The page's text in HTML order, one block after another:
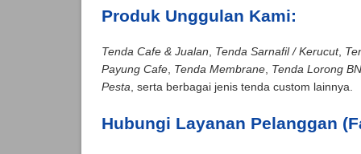
Produk Unggulan Kami:
Tenda Cafe & Jualan Tenda Sarnafil / Kerucut,
Payung Cafe, Tenda Membrane, Tenda Lorong
Pesta , serta berbagai jenis tenda custom lainnya.
Hubungi Layanan Pelanggan